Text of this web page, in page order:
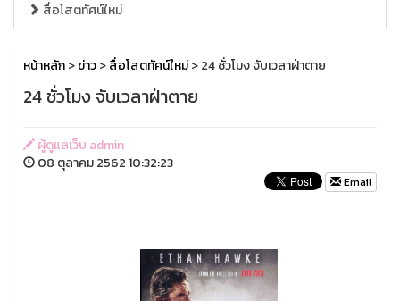
สื่อโสตทัศน์ใหม่
หน้าหลัก>ข่าว>สื่อโสตทัศน์ใหม่> 24 ชั่วโมง จับเวลาฝ่าตาย
24 ชั่วโมง จับเวลาฝ่าตาย
ผู้ดูแลเว็บ admin
08 ตุลาคม 2562 10:32:23
Email